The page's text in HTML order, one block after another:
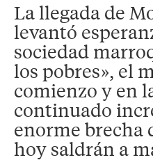
La llegada de
levantó
sociedad
los pobres», el
comienzo y en
continuado
enorme brecha
hoy saldrán a